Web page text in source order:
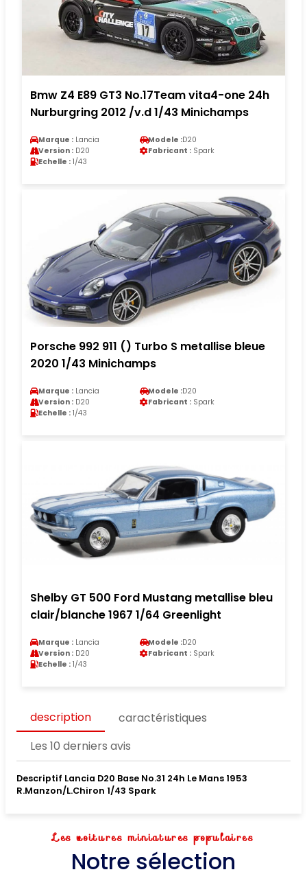
Bmw Z4 E89 GT3 No.17Team vita4-one 24h
Nurburgring 2012 /v.d 1/43 Minichamps
Marque : Lancia Modele :D20
Version : D20 Fabricant : Spark
Echelle : 1/43
Porsche 992 911 () Turbo S metallise bleue
2020 1/43 Minichamps
Marque : Lancia Modele :D20
Version : D20 Fabricant : Spark
Echelle : 1/43
Shelby GT 500 Ford Mustang metallise bleu
clair/blanche 1967 1/64 Greenlight
Marque : Lancia Modele :D20
Version : D20 Fabricant : Spark
Echelle : 1/43
description
caractéristiques
Les 10 derniers avis
Descriptif Lancia D20 Base No.31 24h Le Mans 1953
R.Manzon/L.Chiron 1/43 Spark
Les voitures miniatures populaires
Notre sélection